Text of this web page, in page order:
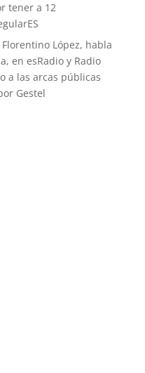
tener a 12
López, habla
en esRadio y Radio
a las arcas públicas
Gestel